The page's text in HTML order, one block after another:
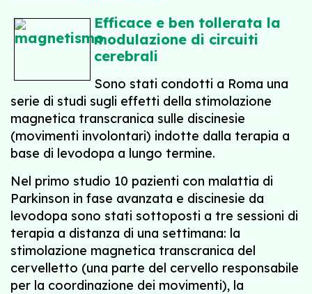
Efficace e ben tollerata la
modulazione di circuiti
cerebrali
Sono stati condotti a Roma una
serie di studi sugli effetti della stimolazione
magnetica transcranica sulle discinesie
(movimenti involontari) indotte dalla terapia a
base di levodopa a lungo termine.
Nel primo studio 10 pazienti con malattia di
Parkinson in fase avanzata e discinesie da
levodopa sono stati sottoposti a tre sessioni di
terapia a distanza di una settimana: la
stimolazione magnetica transcranica del
cervelletto (una parte del cervello responsabile
per la coordinazione dei movimenti), la